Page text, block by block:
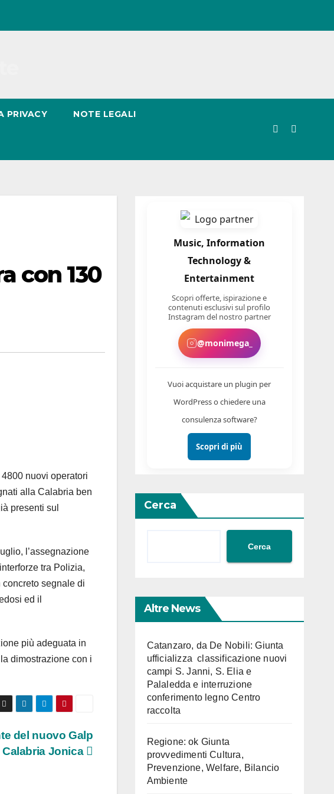
PRIVACY NOTE LEGALI
con 130
nuovi operatori
alla Calabria ben
presenti sul
l’assegnazione
tra Polizia,
segnale di
ed il
più adeguata in
dimostrazione con i
del nuovo Galp
Calabria Jonica
Cerca
Cerca
Altre News
Catanzaro, da De Nobili: Giunta
ufficializza classificazione nuovi
campi S. Janni, S. Elia e
Palaledda e interruzione
conferimento legno Centro
raccolta
Regione: ok Giunta
provvedimenti Cultura,
Prevenzione, Welfare, Bilancio
Ambiente
Music, Information
Technology &
Entertainment
Scopri offerte, ispirazione e
contenuti esclusivi sul profilo
Instagram del nostro partner
@monimega_
Vuoi acquistare un plugin per
WordPress o chiedere una
consulenza software?
Scopri di più